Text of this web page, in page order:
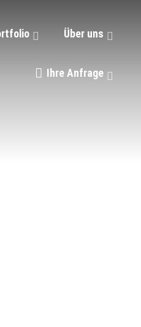
Über uns
Ihre Anfrage